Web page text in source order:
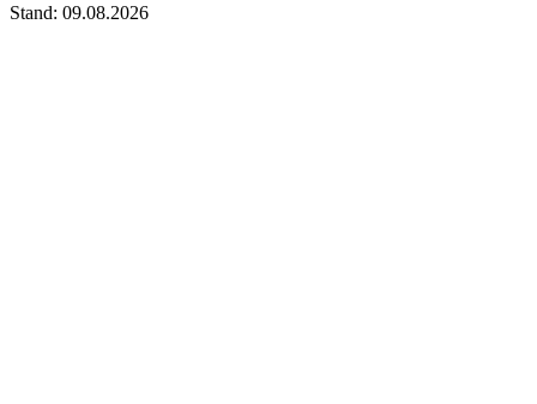
Stand: 09.08.2026